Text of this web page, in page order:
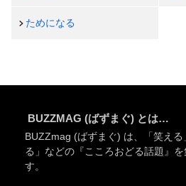
ためになる
BUZZMAG (ばずまぐ) とは…
BUZZmag (ばずまぐ) は、「笑え
る」などの『こころおどる話題』
す。